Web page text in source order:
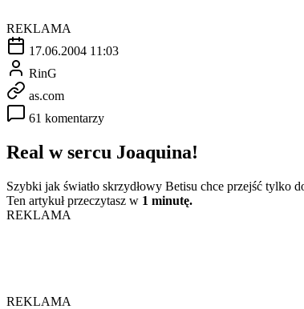
REKLAMA
17.06.2004 11:03
RinG
as.com
61 komentarzy
Real w sercu Joaquina!
Szybki jak światło skrzydłowy Betisu chce przejść tylko
Ten artykuł przeczytasz w 1 minutę.
REKLAMA
REKLAMA